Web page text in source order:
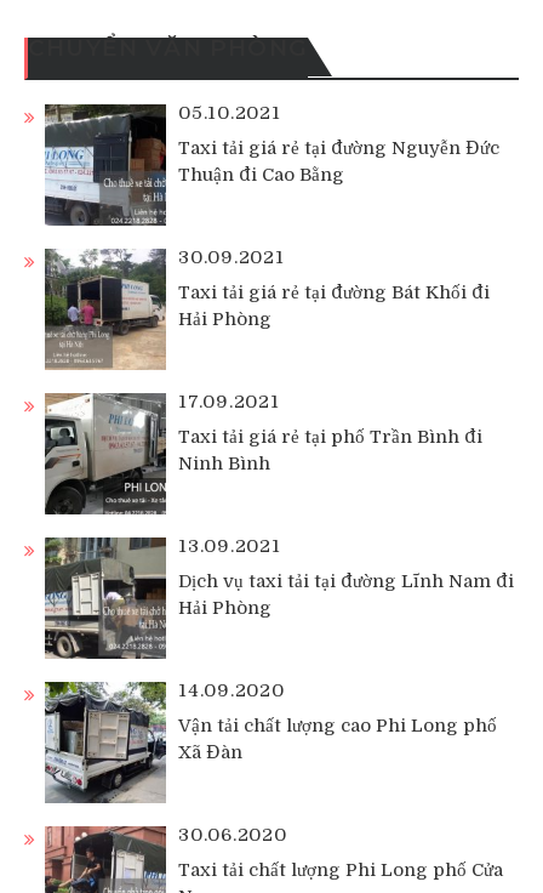
05.10.2021
Taxi tải giá rẻ tại đường Nguyễn Đức
Thuận đi Cao Bằng
30.09.2021
Taxi tải giá rẻ tại đường Bát Khối đi
Hải Phòng
17.09.2021
Taxi tải giá rẻ tại phố Trần Bình đi
Ninh Bình
13.09.2021
Dịch vụ taxi tải tại đường Lĩnh Nam đi
Hải Phòng
14.09.2020
Vận tải chất lượng cao Phi Long phố
Xã Đàn
30.06.2020
Taxi tải chất lượng Phi Long phố Cửa